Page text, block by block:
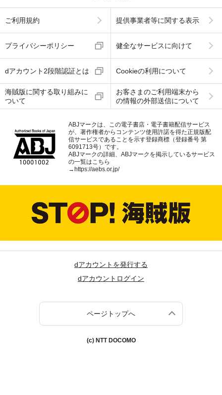
ご利用規約 提供事業者等に関する表示
プライバシーポリシー 健全なサービスに向けて
dアカウント2段階認証とは Cookieの利用について
海賊版に関する取り組みに
ついて
お客さまのご利用端末から
の情報の外部送信について
ABJマークは、この電子書店・電子書籍配信サービス
が、著作権者からコンテンツ使用許諾を得た正規版配
信サービスであることを示す登録商標（登録番号 第
6091713号）です。
ABJマークの詳細、ABJマークを掲示しているサービス
の一覧はこちら
→https://aebs.or.jp/
dアカウントを発行する
dアカウントログイン
ページトップへ
(c) NTT DOCOMO